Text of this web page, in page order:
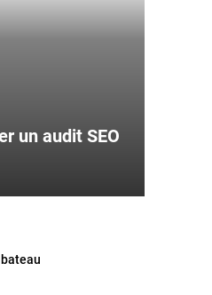
un audit SEO